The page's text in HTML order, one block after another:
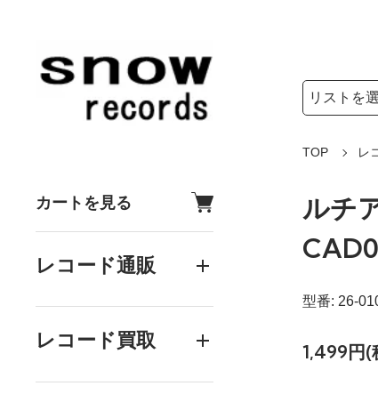
カートを見る
レコード通販
レコード買取
検索リストの
TOP レ
ルチ
型番: 26-
1,499円(